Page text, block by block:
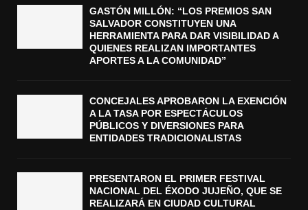
GASTÓN MILLÓN: “LOS PREMIOS SAN
SALVADOR CONSTITUYEN UNA
HERRAMIENTA PARA DAR VISIBILIDAD A
QUIENES REALIZAN IMPORTANTES
APORTES A LA COMUNIDAD”
CONCEJALES APROBARON LA EXENCIÓN
A LA TASA POR ESPECTÁCULOS
PÚBLICOS Y DIVERSIONES PARA
ENTIDADES TRADICIONALISTAS
PRESENTARON EL PRIMER FESTIVAL
NACIONAL DEL ÉXODO JUJEÑO, QUE SE
REALIZARÁ EN CIUDAD CULTURAL